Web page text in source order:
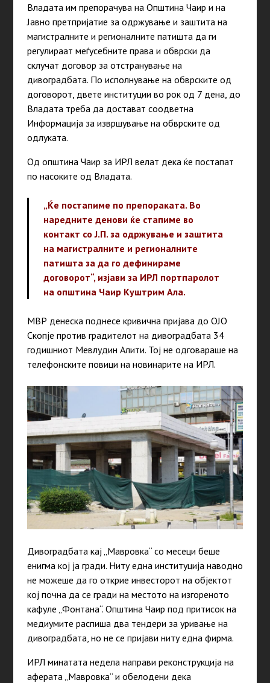
Владата им препорачува на Општина Чаир и на
Јавно претпријатие за одржување и заштита на
магистралните и регионалните патишта да ги
регулираат меѓусебните права и обврски да
склучат договор за отстранување на
дивоградбата. По исполнување на обврските од
договорот, двете институции во рок од 7 дена, до
Владата треба да достават соодветна
Информација за извршување на обврските од
одлуката.
Од општина Чаир за ИРЛ велат дека ќе постапат
по насоките од Владата.
„Ќе постапиме по препораката. Во
наредните денови ќе стапиме во
контакт со Ј.П. за одржување и заштита
на магистралните и регионалните
патишта за да го дефинираме
договорот“, изјави за ИРЛ портпаролот
на општина Чаир Куштрим Ала.
МВР денеска поднесе кривична пријава до ОЈО
Скопје против градителот на дивоградбата 34
годишниот Мевлудин Алити. Тој не одговараше на
телефонските повици на новинарите на ИРЛ.
Дивоградбата кај „Мавровка“ со месеци беше
енигма кој ја гради. Ниту една институција наводно
не можеше да го открие инвесторот на објектот
кој почна да се гради на местото на изгореното
кафуле „Фонтана“. Општина Чаир под притисок на
медиумите распиша два тендери за уривање на
дивоградбата, но не се пријави ниту една фирма.
ИРЛ минатата недела направи реконструкција на
аферата „Мавровка“ и обелодени дека